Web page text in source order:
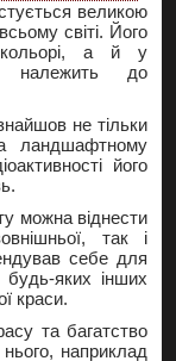
великою
світі. Його
кольорі, а й у
належить до
не тільки
ландшафтному
його
можна віднести
так і
себе для
яких інших
краси.
та багатство
наприклад